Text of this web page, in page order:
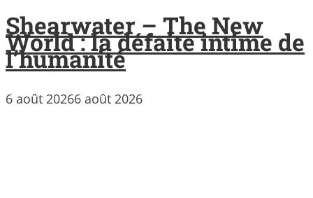
Shearwater – The New
World : la défaite intime de
l’humanité
6 août 20266 août 2026